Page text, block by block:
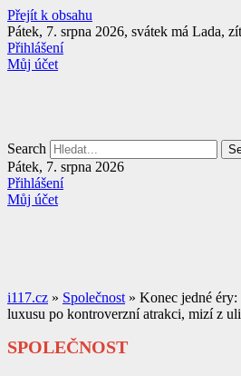
Přejít k obsahu
Pátek, 7. srpna 2026, svátek má Lada,
Přihlášení
Můj účet
Search
Pátek, 7. srpna 2026
Přihlášení
Můj účet
i117.cz » Společnost » Konec jedné
luxusu po kontroverzní atrakci, mizí z
SPOLEČNOST